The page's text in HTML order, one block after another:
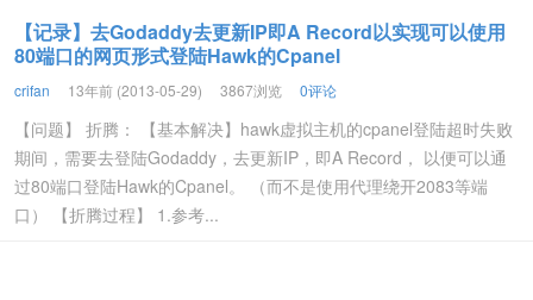
【记录】去Godaddy去更新IP即A Record以实现可以使用
80端口的网页形式登陆Hawk的Cpanel
crifan 13年前 (2013-05-29) 3867浏览 0评论
【问题】 折腾： 【基本解决】hawk虚拟主机的cpanel登陆超时失败
期间，需要去登陆Godaddy，去更新IP，即A Record， 以便可以通
过80端口登陆Hawk的Cpanel。 （而不是使用代理绕开2083等端
口） 【折腾过程】 1.参考...